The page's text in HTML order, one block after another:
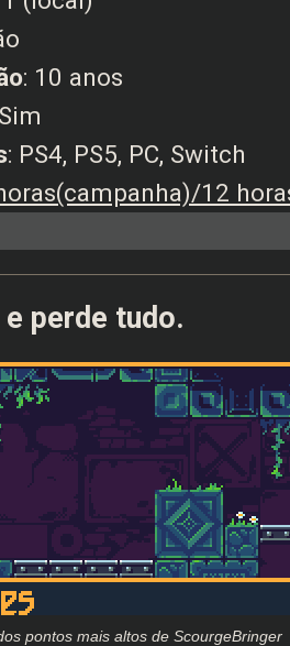
: 10 anos
: PS4, PS5, PC, Switch
12
perde tudo.
pontos mais altos de ScourgeBringer